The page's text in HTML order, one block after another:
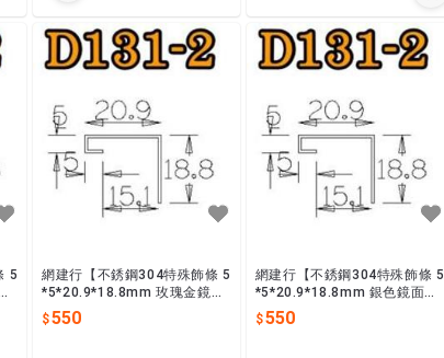
5
網建行【不銹鋼304特殊飾條 5
*5*20.9*18.8mm 玫瑰金鏡
面】長2440mm 收邊條 封邊
條 現貨供應
550
網建行【不銹鋼304特殊飾條 5
*5*20.9*18.8mm 銀色鏡面】
長2440mm 收邊條 封邊條 現
貨供應
550